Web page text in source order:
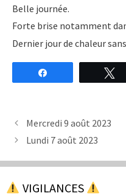
Belle journée.
Forte brise notamment
Dernier jour de chaleur
Mercredi 9 août 2023
Lundi 7 août 2023
VIGILANCES